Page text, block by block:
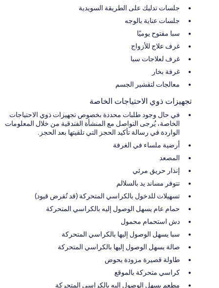
جلسات تدليك على الطريقة السويدية
جلسات عناية بالوجه
سبا مفتوح يوميًا
غرف علاج للأزواج
غرف لعلاجات سبا
غرفة بخار
معالجات لتقشير الجسم
تجهيزات ذوي الاحتياجات الخاصة
في حال وجود طلبات محددة بخصوص تجهيزات ذوي الاحتياجات
الخاصة، يُرجى التواصل مع المنشأة الفندقية من خلال المعلومات
الواردة في رسالة تأكيد الحجز التي تلقيتها بعد الحجز.
أرضية ملساء في الغرفة
المصعد
إنذار حريق مرئي
تتوفر مساند يد بالسلالم
تسهيلات للدخول بالكراسي المتحركة (قد تُفرض قيود)
حمام عام يسهل الوصول إليه بالكراسي المتحركة
دش استحمام محمول
سبا يسهل الوصول إليها بالكراسي المتحركة
صالة يسهل الوصول إليها بالكراسي المتحركة
طاولة قصيرة مزودة بحوض
كراسي متحركة بالموقع
مطعم يسهل الوصول إليه بالكراسي المتحركة